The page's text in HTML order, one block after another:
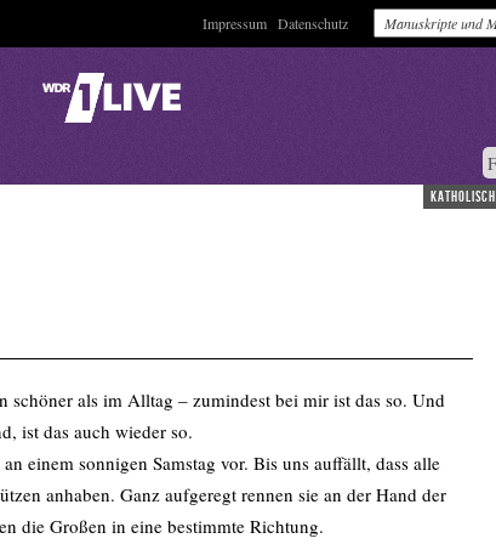
Impressum Datenschutz
katholisch
schöner als im Alltag – zumindest bei mir ist das so. Und
ist das auch wieder so.
einem sonnigen Samstag vor. Bis uns auffällt, dass alle
anhaben. Ganz aufgeregt rennen sie an der Hand der
die Großen in eine bestimmte Richtung.